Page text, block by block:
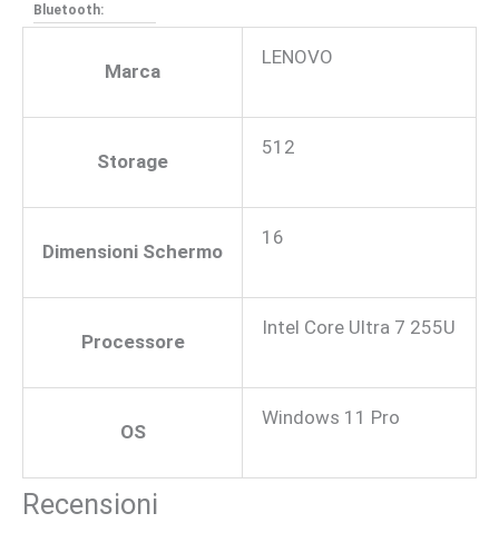
Bluetooth:
Marca
LENOVO
Storage
512
Dimensioni Schermo
16
Processore
Intel Core Ultra 7 255U
OS
Windows 11 Pro
Recensioni